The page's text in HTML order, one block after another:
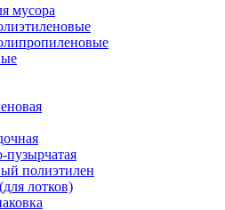
мусора
полиэтилен
лотков)